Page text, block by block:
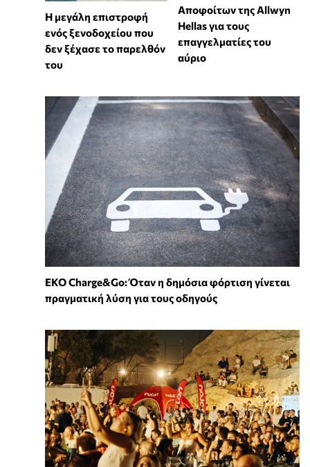
Η μεγάλη επιστροφή
ενός ξενοδοχείου που
δεν ξέχασε το παρελθόν
του
Αποφοίτων της Allwyn
Hellas για τους
επαγγελματίες του
αύριο
EKO Charge&Go: Όταν η δημόσια φόρτιση γίνεται
πραγματική λύση για τους οδηγούς